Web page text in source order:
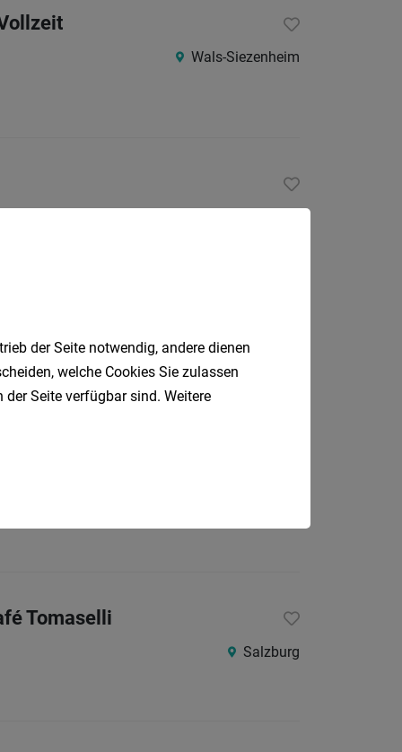
Wals-Siezenheim
Salzburg, Sankt Johann im Pongau
Tomaselli
Salzburg
der Seite notwendig, andere dienen
welche Cookies Sie zulassen
Seite verfügbar sind. Weitere